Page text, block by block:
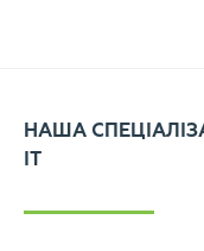
НАША
IT